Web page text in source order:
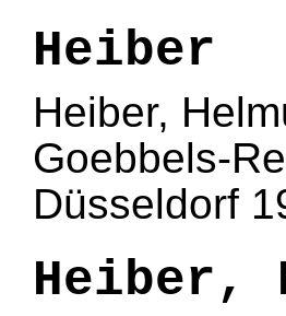
Heiber
Heiber,
Goebbels-
Düsseldorf
Heiber,